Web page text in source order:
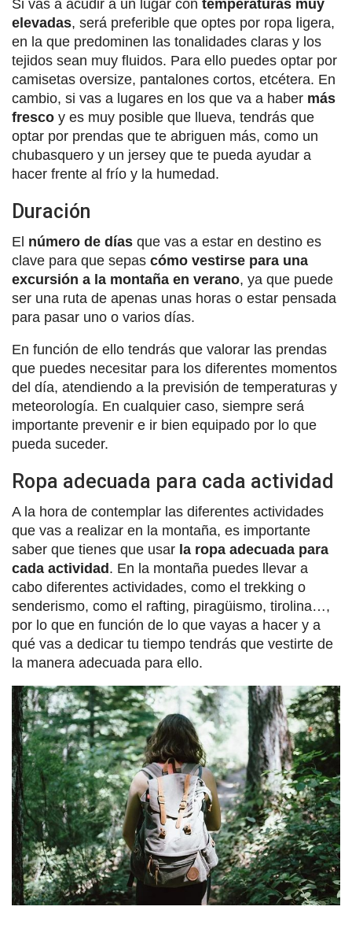
Si vas a acudir a un lugar con temperaturas muy
elevadas, será preferible que optes por ropa ligera,
en la que predominen las tonalidades claras y los
tejidos sean muy fluidos. Para ello puedes optar por
camisetas oversize, pantalones cortos, etcétera. En
cambio, si vas a lugares en los que va a haber más
fresco y es muy posible que llueva, tendrás que
optar por prendas que te abriguen más, como un
chubasquero y un jersey que te pueda ayudar a
hacer frente al frío y la humedad.
Duración
El número de días que vas a estar en destino es
clave para que sepas cómo vestirse para una
excursión a la montaña en verano, ya que puede
ser una ruta de apenas unas horas o estar pensada
para pasar uno o varios días.
En función de ello tendrás que valorar las prendas
que puedes necesitar para los diferentes momentos
del día, atendiendo a la previsión de temperaturas y
meteorología. En cualquier caso, siempre será
importante prevenir e ir bien equipado por lo que
pueda suceder.
Ropa adecuada para cada actividad
A la hora de contemplar las diferentes actividades
que vas a realizar en la montaña, es importante
saber que tienes que usar la ropa adecuada para
cada actividad . En la montaña puedes llevar a
cabo diferentes actividades, como el trekking o
senderismo, como el rafting, piragüismo, tirolina…,
por lo que en función de lo que vayas a hacer y a
qué vas a dedicar tu tiempo tendrás que vestirte de
la manera adecuada para ello.